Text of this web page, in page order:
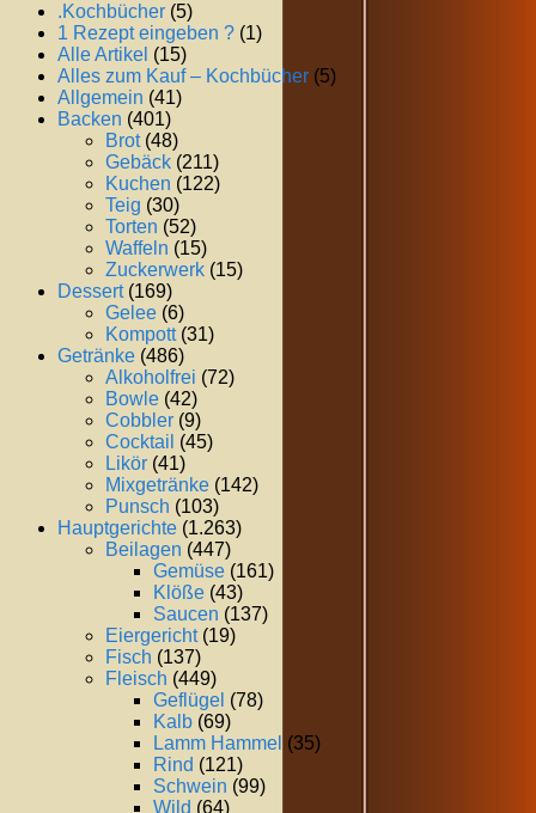
.Kochbücher (5)
1 Rezept eingeben ? (1)
Alle Artikel (15)
Alles zum Kauf – Kochbücher (5)
Allgemein (41)
Backen (401)
Brot(48)
Gebäck (211)
Kuchen (122)
Teig (30)
Torten (52)
Waffeln (15)
Zuckerwerk (15)
Dessert(169)
Gelee (6)
Kompott(31)
Getränke (486)
Alkoholfrei (72)
Bowle (42)
Cobbler (9)
Cocktail (45)
Likör (41)
Mixgetränke (142)
Punsch (103)
Hauptgerichte (1.263)
Beilagen (447)
Gemüse (161)
Klöße (43)
Saucen (137)
Eiergericht(19)
Fisch (137)
Fleisch (449)
Geflügel (78)
Kalb (69)
Lamm Hammel (35)
Rind (121)
Schwein (99)
Wild (64)